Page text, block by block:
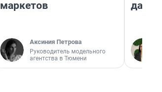
маркетов
Аксиния Петрова
Руководитель модельного
агентства в Тюмени
даже